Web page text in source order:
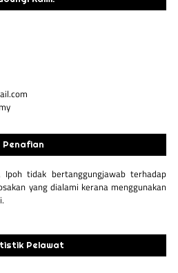
Penafian
Ipoh tidak bertanggungjawab terhadap
yang dialami kerana menggunakan
Pelawat